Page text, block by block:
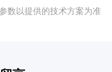
数以提供的技术方案为准